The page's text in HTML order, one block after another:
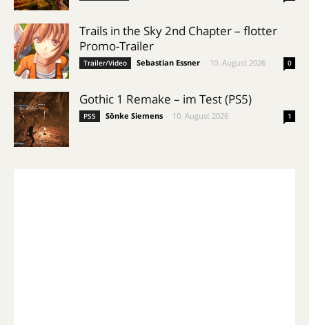
Trails in the Sky 2nd Chapter – flotter
Promo-Trailer
Trailer/Video Sebastian Essner 10. August 2026 0
Gothic 1 Remake – im Test (PS5)
PS5 Sönke Siemens 10. August 2026 1